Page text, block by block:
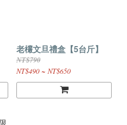
老欉文旦禮盒【5台斤】
NT$790
NT$490 ~ NT$650